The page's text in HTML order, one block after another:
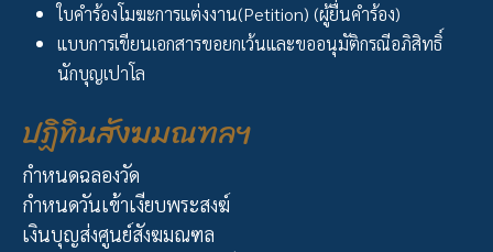
ใบคำร้องโมฆะการแต่งงาน(Petition) (ผู้ยื่นคำร้อง)
แบบการเขียนเอกสารขอยกเว้นและขออนุมัติกรณีอภิสิทธิ์
นักบุญเปาโล
ปฏิทินสังฆมณฑลฯ
กำหนดฉลองวัด
กำหนดวันเข้าเงียบพระสงฆ์
เงินบุญส่งศูนย์สังฆมณฑล